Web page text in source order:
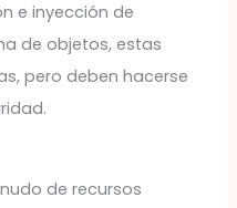
e inyección de
de objetos, estas
pero deben hacerse
de recursos